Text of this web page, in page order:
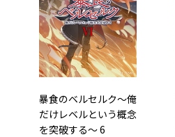
暴食のベルセルク～俺
だけレベルという概念
を突破する～ 6